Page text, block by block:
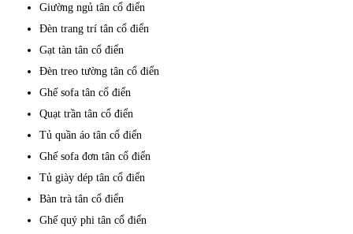
Giường ngủ tân cổ điển
Đèn trang trí tân cổ điển
Gạt tàn tân cổ điển
Đèn treo tường tân cổ điển
Ghế sofa tân cổ điển
Quạt trần tân cổ điển
Tủ quần áo tân cổ điển
Ghế sofa đơn tân cổ điển
Tủ giày dép tân cổ điển
Bàn trà tân cổ điển
Ghế quý phi tân cổ điển